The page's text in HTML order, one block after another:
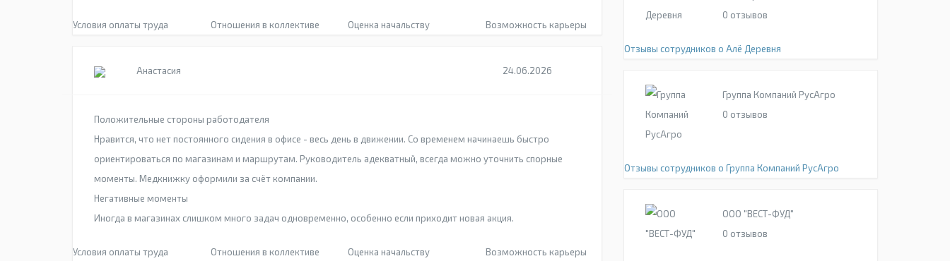
Условия оплаты труда Отношения в коллективе Оценка начальству Возможность карьеры
Анастасия 24.06.2026
Положительные стороны работодателя
Нравится, что нет постоянного сидения в офисе - весь день в движении. Со временем начинаешь быстро
ориентироваться по магазинам и маршрутам. Руководитель адекватный, всегда можно уточнить спорные
моменты. Медкнижку оформили за счёт компании.
Негативные моменты
Иногда в магазинах слишком много задач одновременно, особенно если приходит новая акция.
Условия оплаты труда Отношения в коллективе Оценка начальству Возможность карьеры
0 отзывов
Отзывы сотрудников о Алё Деревня
Группа Компаний РусАгро
0 отзывов
Отзывы сотрудников о Группа Компаний РусАгро
ООО "ВЕСТ-ФУД"
0 отзывов